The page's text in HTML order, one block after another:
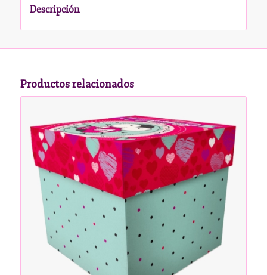
Descripción
Productos relacionados